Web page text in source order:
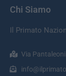
Chi Siamo
Il Primato
Via